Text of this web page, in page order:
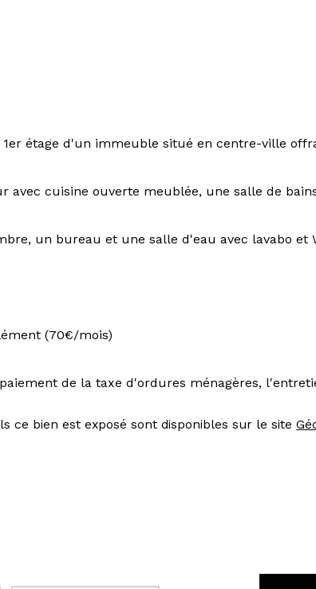
étage d'un immeuble situé en centre-ville
avec cuisine ouverte meublée, une salle de
un bureau et une salle d'eau avec lavabo et
(70€/mois)
de la taxe d'ordures ménagères,
ce bien est exposé sont disponibles sur le site